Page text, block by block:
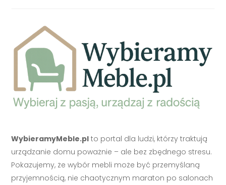
WybieramyMeble.pl to portal dla ludzi, którzy traktują
urządzanie domu poważnie – ale bez zbędnego stresu.
Pokazujemy, że wybór mebli może być przemyślaną
przyjemnością, nie chaotycznym maraton po salonach